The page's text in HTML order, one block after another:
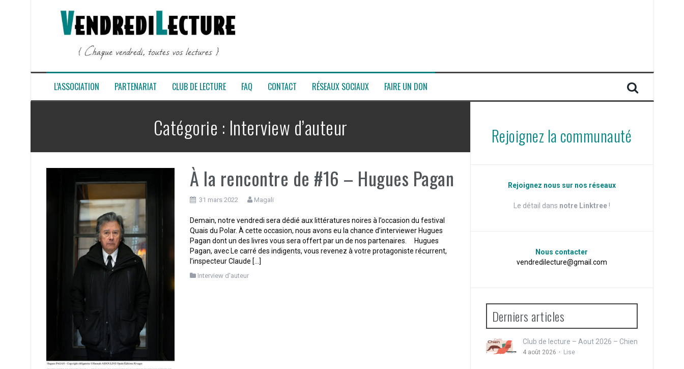
L’ASSOCIATION PARTENARIAT CLUB DE LECTURE FAQ CONTACT RÉSEAUX SOCIAUX FAIRE UN DON
Catégorie : Interview d’auteur
À la rencontre de #16 – Hugues Pagan
31 mars 2022 Magali
Demain, notre vendredi sera dédié aux littératures noires à l’occasion du festival
Quais du Polar. À cette occasion, nous avons eu la chance d’interviewer Hugues
Pagan dont un des livres vous sera offert par un de nos partenaires. Hugues
Pagan, avec Le carré des indigents, vous revenez à votre protagoniste récurrent,
l’inspecteur Claude […]
Interview d'auteur
Rejoignez la communauté
Rejoignez nous sur nos réseaux
Le détail dans notre Linktree!
Nous contacter
vendredilecture@gmail.com
Derniers articles
Club de lecture – Aout 2026 – Chien
4 août 2026 Lise